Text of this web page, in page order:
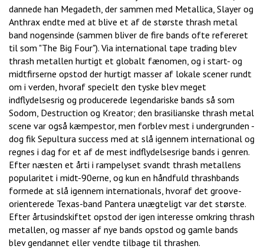
dannede han Megadeth, der sammen med Metallica, Slayer og
Anthrax endte med at blive et af de største thrash metal
band nogensinde (sammen bliver de fire bands ofte refereret
til som "The Big Four"). Via international tape trading blev
thrash metallen hurtigt et globalt fænomen, og i start- og
midtfirserne opstod der hurtigt masser af lokale scener rundt
om i verden, hvoraf specielt den tyske blev meget
indflydelsesrig og producerede legendariske bands så som
Sodom, Destruction og Kreator; den brasilianske thrash metal
scene var også kæmpestor, men forblev mest i undergrunden -
dog fik Sepultura success med at slå igennem international og
regnes i dag for et af de mest indflydelsesrige bands i genren.
Efter næsten et årti i rampelyset svandt thrash metallens
popularitet i midt-90erne, og kun en håndfuld thrashbands
formede at slå igennem internationals, hvoraf det groove-
orienterede Texas-band Pantera unægteligt var det største.
Efter årtusindskiftet opstod der igen interesse omkring thrash
metallen, og masser af nye bands opstod og gamle bands
blev gendannet eller vendte tilbage til thrashen.